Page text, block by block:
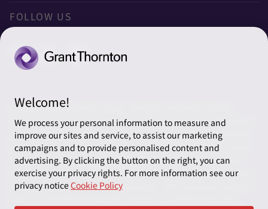
グローバル
グローバルリーチ
太陽グラントソントン税理士法人
太陽グラントソントン株式会社
株式会社サンライズ・アカウンティング・インターナショ
ナル
一般社団法人太陽グラントソントン
採用情報
News＆Topics
利用規約
ソーシャルメディアポリシー
FOLLOW US
© 2026 Grant Thornton Japan. All rights reserved. “Grant
Thornton” refers to the brand under which the Grant Thornton
member firms provide assurance, tax and advisory services to
their clients and/or refers to one or more member firms, as the
context requires. Grant Thornton Japan is a member firm of
Grant Thornton International Ltd (GTIL). GTIL and the member
firms are not a worldwide partnership. GTIL and each member
Welcome!
We process your personal information to measure and
improve our sites and service, to assist our marketing
campaigns and to provide personalised content and
advertising. By clicking the button on the right, you can
exercise your privacy rights. For more information see our
privacy noticeCookie Policy